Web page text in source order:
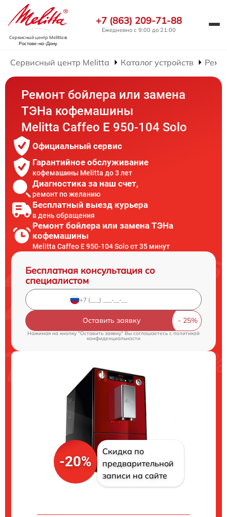
Сервисный центр Melittaв
Ростове-на-Дону
+7 (863) 209-71-88
Ежедневно с 9:00 до 21:00
Сервисный центр Melitta Каталог устройств
Ремонт бойлера или замена
ТЭНа кофемашины
Melitta Caffeo E 950-104 Solo
Официальный сервис
Гарантийное обслуживание
кофемашины Melitta до 3 лет
Диагностика за наш счет,
ремонт по желанию
Бесплатный выезд курьера
в день обращения
Ремонт бойлера или замена ТЭНа
кофемашины
Melitta Caffeo E 950-104 Solo от 35 минут
Бесплатная консультация со
специалистом
Оставить заявку
Нажимая на кнопку "Оставить заявку" Вы соглашаетесь cполитикой
конфиденциальности
-20%
Скидка по
предварительной
записи на сайте